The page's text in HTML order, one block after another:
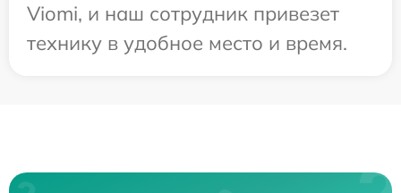
Viomi, и наш сотрудник привезет
технику в удобное место и время.